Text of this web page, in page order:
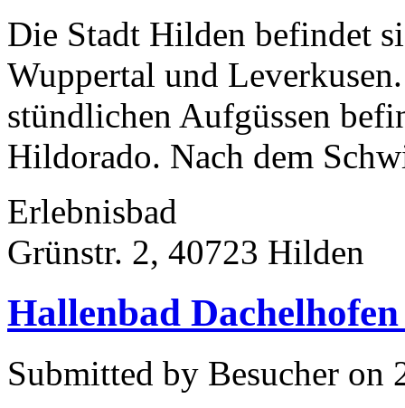
Die Stadt Hilden befindet
Wuppertal und
stündlichen Aufgüssen
Hildorado. Nach dem
Erlebnisbad
Grünstr. 2, 40723 Hilden
Hallenbad
Submitted by Besucher on